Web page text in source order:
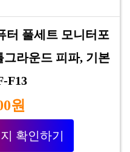
터 풀세트 모니터포
그라운드 피파, 기본
F13
원
확인하기